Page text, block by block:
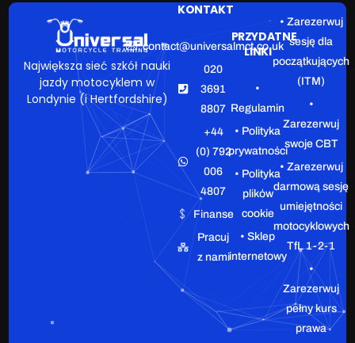
Największa sieć szkół nauki
jazdy motocyklem w
Londynie (i Hertfordshire)
KONTAKT
contact@universalmct.co.uk
020
3691
8807
+44
(0) 792
006
4807
Finanse
Pracuj
z nami
PRZYDATNE
LINKI
•
Regulamin
• Polityka
prywatności
• Polityka
plików
cookie
• Sklep
internetowy
• Zarezerwuj
sesję dla
początkujących
(ITM)
•
Zarezerwuj
swoje CBT
• Zarezerwuj
darmową sesję
umiejętności
motocyklowych
TfL 1-2-1
•
Zarezerwuj
pełny kurs
prawa